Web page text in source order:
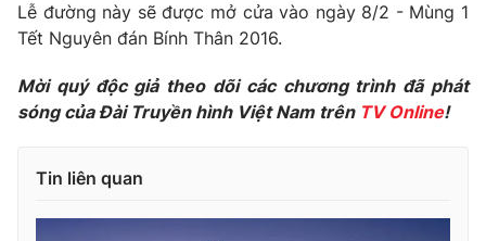
® Cấm sao chép dưới mọi hình thức nếu không có sự chấp
thuận bằng văn bản. Ghi rõ nguồn VTV.vn khi phát hành lại
Lễ đường này sẽ được mở cửa vào ngày 8/2 - Mùng 1
Tết Nguyên đán Bính Thân 2016.
Mời quý độc giả theo dõi các chương trình đã phát
sóng của Đài Truyền hình Việt Nam trên TV Online!
Tin liên quan